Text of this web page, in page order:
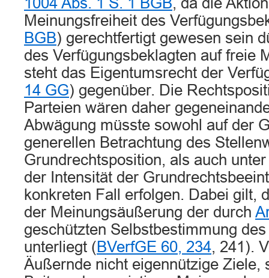
Meinungsfreiheit des
BGB) gerechtfertigt gewesen sein
des Verfügungsbeklagten auf freie
steht das Eigentumsrecht der
14 GG) gegenüber. Die
Parteien wären daher
Abwägung müsste sowohl auf der
generellen Betrachtung des
Grundrechtsposition, als auch
der Intensität der
konkreten Fall erfolgen. Dabei gilt,
der Meinungsäußerung der durch
geschützten Selbstbestimmung
unterliegt (BVerfGE 60, 234, 241).
Äußernde nicht eigennützige Ziele,